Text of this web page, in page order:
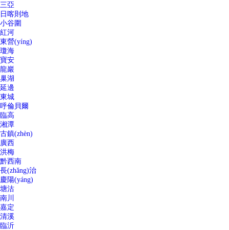
三亞
日喀則地
小谷圍
紅河
東營(yíng)
瓊海
寶安
龍巖
巢湖
延邊
東城
呼倫貝爾
臨高
湘潭
古鎮(zhèn)
廣西
洪梅
黔西南
長(zhǎng)治
慶陽(yáng)
塘沽
南川
嘉定
清溪
臨沂